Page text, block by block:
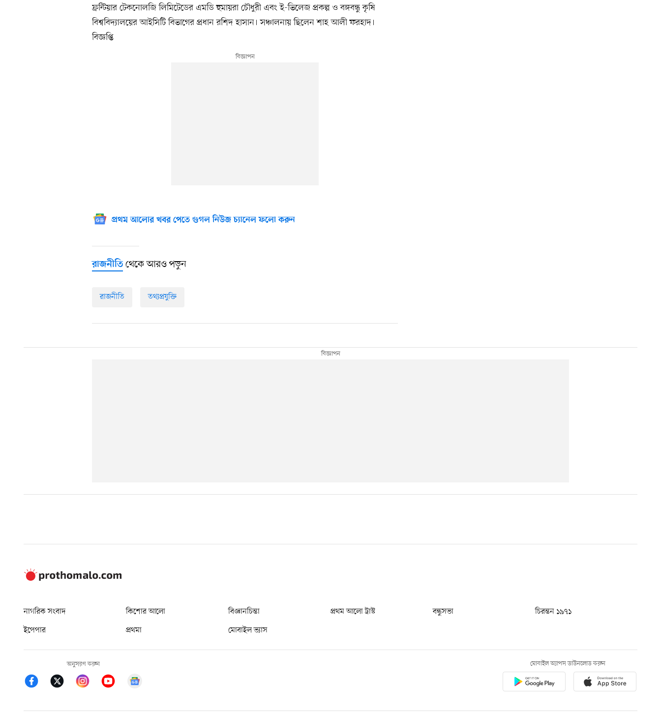
ফ্রন্টিয়ার টেকনোলজি লিমিটেডের এমডি হুমায়রা চৌধুরী এবং ই-ভিলেজ প্রকল্প ও বঙ্গবন্ধু কৃষি
বিশ্ববিদ্যালয়ের আইসিটি বিভাগের প্রধান রশিদ হাসান। সঞ্চালনায় ছিলেন শাহ আলী ফরহাদ।
বিজ্ঞপ্তি
প্রথম আলোর খবর পেতে গুগল নিউজ চ্যানেল ফলো করুন
রাজনীতি থেকে আরও পড়ুন
রাজনীতি তথ্যপ্রযুক্তি
নাগরিক সংবাদ কিশোর আলো বিজ্ঞানচিন্তা প্রথম আলো ট্রাস্ট বন্ধুসভা
চিরন্তন ১৯৭১
ইপেপার
প্রথমা মোবাইল ভ্যাস
অনুসরণ করুন মোবাইল অ্যাপস ডাউনলোড করুন